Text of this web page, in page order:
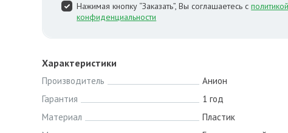
Нажимая кнопку “Заказать”, Вы соглашаетесь сполитикой
конфиденциальности
Характеристики
Производитель
Анион
Гарантия
1 год
Материал
Пластик